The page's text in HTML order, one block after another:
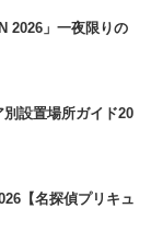
2026」一夜限りの
設置場所ガイド20
【名探偵プリキュ